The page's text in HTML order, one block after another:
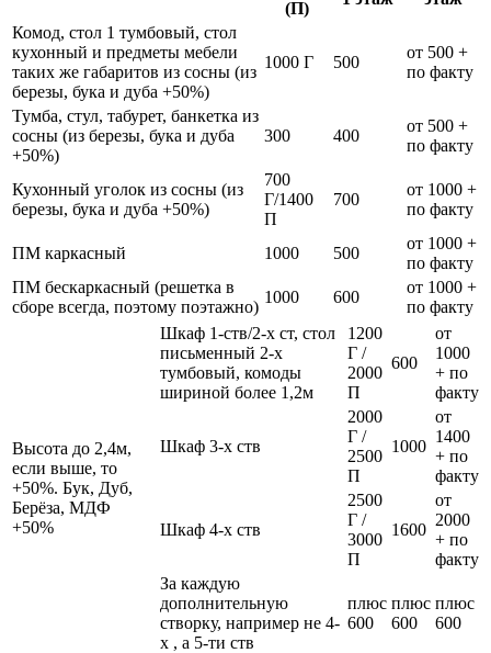
(П)
Комод, стол 1 тумбовый, стол
кухонный и предметы мебели
таких же габаритов из сосны (из
березы, бука и дуба +50%)
1000 Г 500
от 500 +
по факту
Тумба, стул, табурет, банкетка из
сосны (из березы, бука и дуба
+50%)
300 400
от 500 +
по факту
Кухонный уголок из сосны (из
березы, бука и дуба +50%)
700
Г/1400
П
700
от 1000 +
по факту
ПМ каркасный 1000 500
от 1000 +
по факту
ПМ бескаркасный (решетка в
сборе всегда, поэтому поэтажно)
1000 600
от 1000 +
по факту
Высота до 2,4м,
если выше, то
+50%. Бук, Дуб,
Берёза, МДФ
+50%
Шкаф 1-ств/2-х ст, стол
письменный 2-х
тумбовый, комоды
шириной более 1,2м
1200
Г /
2000
П
600
от
1000
+ по
факту
Шкаф 3-х ств
2000
Г /
2500
П
1000
от
1400
+ по
факту
Шкаф 4-х ств
2500
Г /
3000
П
1600
от
2000
+ по
факту
За каждую
дополнительную
створку, например не 4-
х , а 5-ти ств
плюс
600
плюс
600
плюс
600